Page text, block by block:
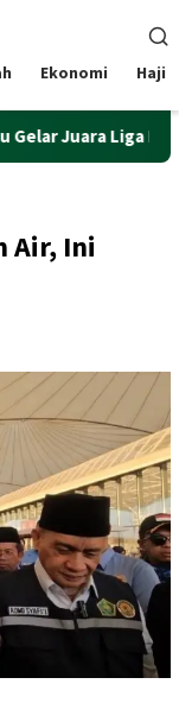
Ekonomi Haji
Liga Indonesia
Air, Ini